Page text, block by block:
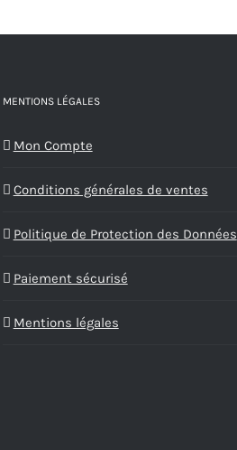
MENTIONS LÉGALES
Mon Compte
Conditions générales de ventes
Politique de Protection des Données
Paiement sécurisé
Mentions légales